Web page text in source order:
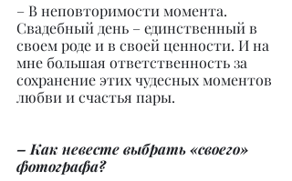
– В неповторимости момента.
Свадебный день – единственный в
своем роде и в своей ценности. И на
мне большая ответственность за
сохранение этих чудесных моментов
любви и счастья пары.
– Как невесте выбрать «своего»
фотографа?